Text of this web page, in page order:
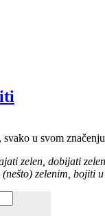
u svom
zelen, dobijati
zelenim, bojiti